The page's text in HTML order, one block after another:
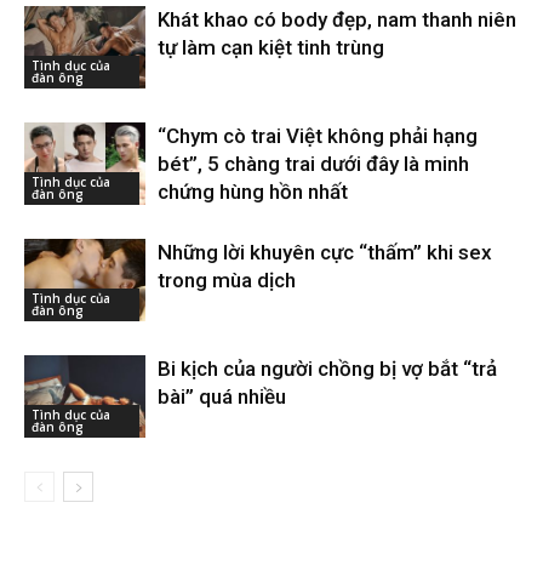
Tình dục của
đàn ông
Khát khao có body đẹp, nam thanh niên
tự làm cạn kiệt tinh trùng
Tình dục của
đàn ông
“Chym cò trai Việt không phải hạng
bét”, 5 chàng trai dưới đây là minh
chứng hùng hồn nhất
Tình dục của
đàn ông
Những lời khuyên cực “thấm” khi sex
trong mùa dịch
Tình dục của
đàn ông
Bi kịch của người chồng bị vợ bắt “trả
bài” quá nhiều